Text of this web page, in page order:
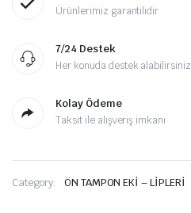
Ürünlerimiz garantilidir
7/24 Destek
Her konuda destek alabilirsiniz
Kolay Ödeme
Taksit ile alışveriş imkanı
Category: ÖN TAMPON EKİ – LİPLERİ